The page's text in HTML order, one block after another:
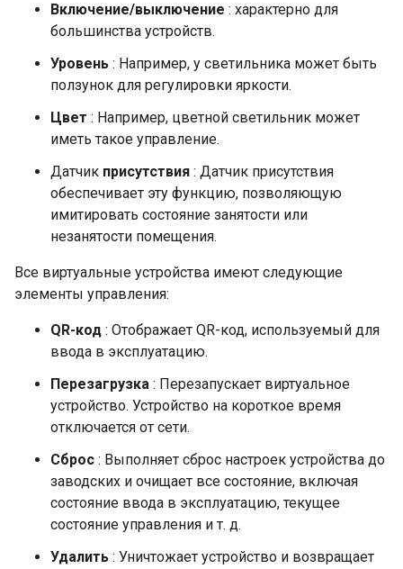
Включение/выключение : характерно для
большинства устройств.
Уровень : Например, у светильника может быть
ползунок для регулировки яркости.
Цвет : Например, цветной светильник может
иметь такое управление.
Датчик присутствия : Датчик присутствия
обеспечивает эту функцию, позволяющую
имитировать состояние занятости или
незанятости помещения.
Все виртуальные устройства имеют следующие
элементы управления:
QR-код : Отображает QR-код, используемый для
ввода в эксплуатацию.
Перезагрузка : Перезапускает виртуальное
устройство. Устройство на короткое время
отключается от сети.
Сброс : Выполняет сброс настроек устройства до
заводских и очищает все состояние, включая
состояние ввода в эксплуатацию, текущее
состояние управления и т. д.
Удалить : Уничтожает устройство и возвращает